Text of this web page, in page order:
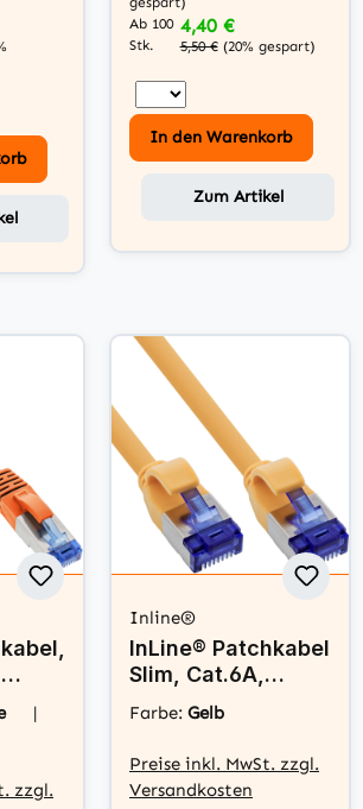
Ab 100
Stk.
4,40 €
5,50 € (20% gespart)
In den Warenkorb
Zum Artikel
|
zzgl.
Inline®
InLine® Patchkabel
Slim, Cat.6A,
S/FTP, TPE (LSZH)
flexibel, PoE, gelb,
1,5m
Farbe: Gelb
Preise inkl. MwSt. zzgl.
Versandkosten